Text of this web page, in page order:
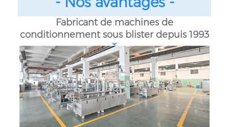
Fabricant de machines de
conditionnement sous blister depuis 1993